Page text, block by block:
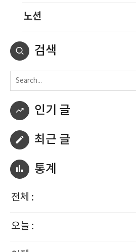
노션
검색
인기 글
최근 글
통계
전체 :
오늘 :